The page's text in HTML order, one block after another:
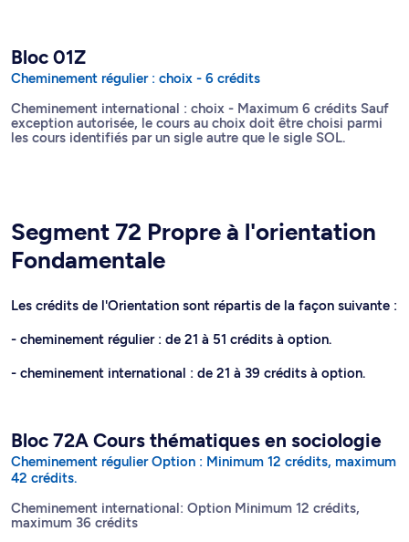
Bloc 01Z
Cheminement régulier : choix - 6 crédits
Cheminement international : choix - Maximum 6 crédits Sauf
exception autorisée, le cours au choix doit être choisi parmi
les cours identifiés par un sigle autre que le sigle SOL.
Segment 72 Propre à l'orientation
Fondamentale
Les crédits de l'Orientation sont répartis de la façon suivante :
- cheminement régulier : de 21 à 51 crédits à option.
- cheminement international : de 21 à 39 crédits à option.
Bloc 72A Cours thématiques en sociologie
Cheminement régulier Option : Minimum 12 crédits, maximum
42 crédits.
Cheminement international: Option Minimum 12 crédits,
maximum 36 crédits